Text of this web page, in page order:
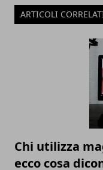
ARTICOLI
Chi utilizza
ecco cosa